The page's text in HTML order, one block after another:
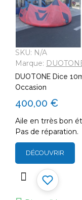
SKU: N/A
Marque:
DUOTONE Dice
Occasion
400,00 €
Aile en trrès bon
Pas de réparation.
DÉCOUVRIR